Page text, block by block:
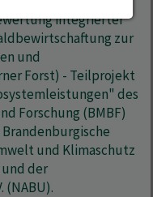
integrierter
zur
und
Forst) - Teilprojekt
des
Forschung (BMBF)
und Klimaschutz
der
(NABU).